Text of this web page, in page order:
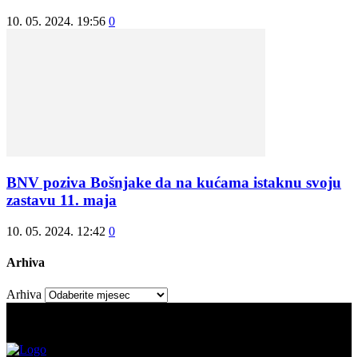
10. 05. 2024. 19:56 0
BNV poziva Bošnjake da na kućama istaknu svoju
zastavu 11. maja
10. 05. 2024. 12:42 0
Arhiva
Arhiva